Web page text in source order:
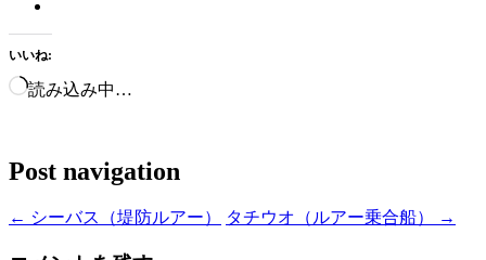
いいね:
読み込み中…
Post navigation
← シーバス（堤防ルアー） タチウオ（ルアー乗合船） →